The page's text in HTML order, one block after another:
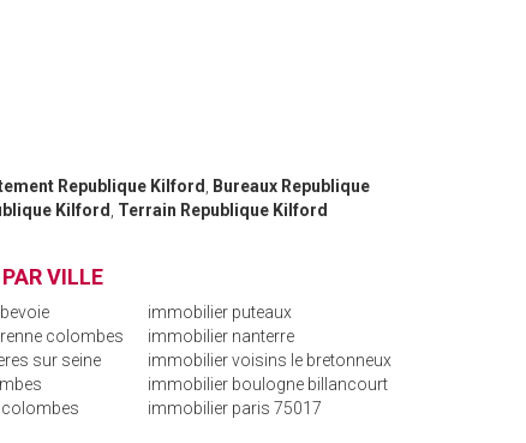
Republique Kilford
Bureaux Republique
Kilford Terrain Republique Kilford
VILLE
colombes
sur seine
immobilier puteaux
immobilier nanterre
immobilier voisins le bretonneux
immobilier boulogne billancourt
immobilier paris 75017